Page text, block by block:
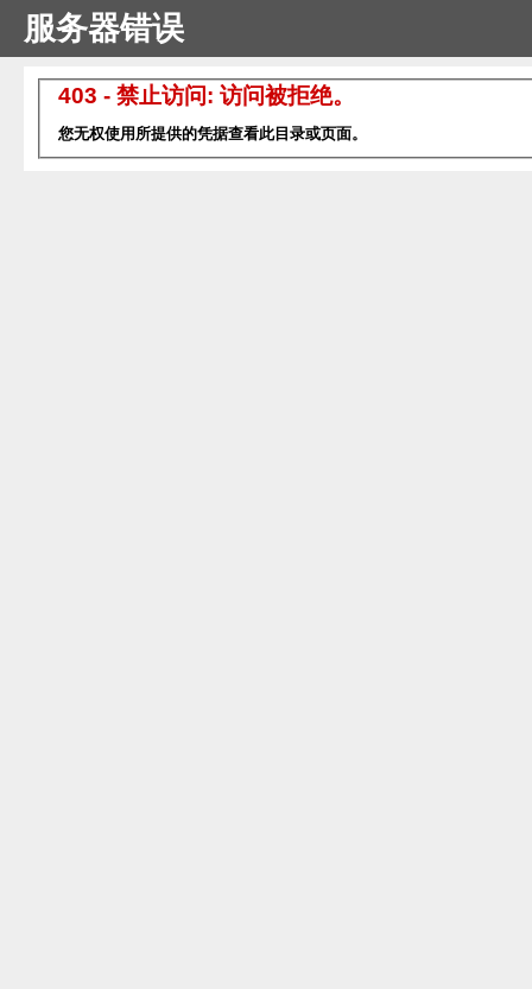
服务器错误
403 - 禁止访问: 访问被拒绝。
您无权使用所提供的凭据查看此目录或页面。